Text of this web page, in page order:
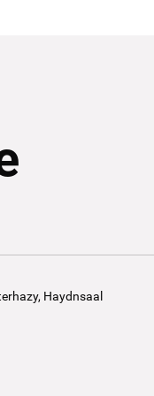
Haydnsaal